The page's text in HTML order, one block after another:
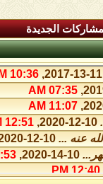
الجديدة
11-13-2017,
10:36 AM
07:35 AM
11:07 AM
10-12-2020,
12:51 PM
عنه ... 10-12-2020,
10-14-2020,
AM
12:40 PM